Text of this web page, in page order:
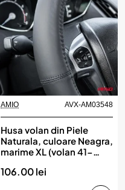
AMIO AVX-AM03548
Husa volan din Piele
Naturala, culoare Neagra,
marime XL (volan 41-
AMIO
106.00 lei